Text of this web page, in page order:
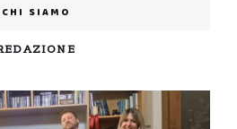
CHI SIAMO